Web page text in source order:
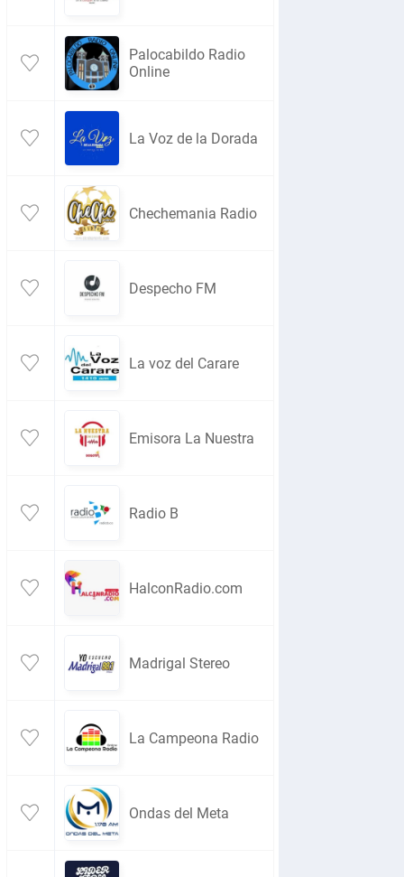
Palocabildo Radio
Online
La Voz de la Dorada
Chechemania Radio
Despecho FM
La voz del Carare
Emisora La Nuestra
Radio B
HalconRadio.com
Madrigal Stereo
La Campeona Radio
Ondas del Meta